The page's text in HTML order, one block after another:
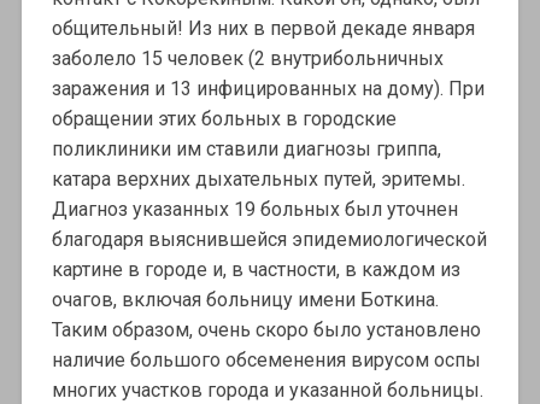
общительный! Из них в первой декаде января
заболело 15 человек (2 внутрибольничных
заражения и 13 инфицированных на дому). При
обращении этих больных в городские
поликлиники им ставили диагнозы гриппа,
катара верхних дыхательных путей, эритемы.
Диагноз указанных 19 больных был уточнен
благодаря выяснившейся эпидемиологической
картине в городе и, в частности, в каждом из
очагов, включая больницу имени Боткина.
Таким образом, очень скоро было установлено
наличие большого обсеменения вирусом оспы
многих участков города и указанной больницы.